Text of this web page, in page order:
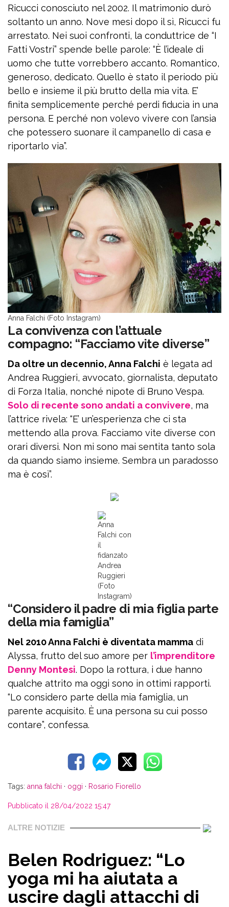
Ricucci conosciuto nel 2002. Il matrimonio durò
soltanto un anno. Nove mesi dopo il sì, Ricucci fu
arrestato. Nei suoi confronti, la conduttrice de “I
Fatti Vostri” spende belle parole: “È l’ideale di
uomo che tutte vorrebbero accanto. Romantico,
generoso, dedicato. Quello è stato il periodo più
bello e insieme il più brutto della mia vita. E’
finita semplicemente perché perdi fiducia in una
persona. E perché non volevo vivere con l’ansia
che potessero suonare il campanello di casa e
riportarlo via”.
Anna Falchi (Foto Instagram)
La convivenza con l’attuale
compagno: “Facciamo vite diverse”
Da oltre un decennio, Anna Falchi è legata ad
Andrea Ruggieri, avvocato, giornalista, deputato
di Forza Italia, nonché nipote di Bruno Vespa.
Solo di recente sono andati a convivere, ma
l’attrice rivela: “E’ un’esperienza che ci sta
mettendo alla prova. Facciamo vite diverse con
orari diversi. Non mi sono mai sentita tanto sola
da quando siamo insieme. Sembra un paradosso
ma è così”.
Anna
Falchi con
il
fidanzato
Andrea
Ruggieri
(Foto
Instagram)
“Considero il padre di mia figlia parte
della mia famiglia”
Nel 2010 Anna Falchi è diventata mamma di
Alyssa, frutto del suo amore per l’imprenditore
Denny Montesi. Dopo la rottura, i due hanno
qualche attrito ma oggi sono in ottimi rapporti.
“Lo considero parte della mia famiglia, un
parente acquisito. È una persona su cui posso
contare”, confessa.
Tags: anna falchi · oggi · Rosario Fiorello
Pubblicato il 28/04/2022 15:47
ALTRE NOTIZIE
Belen Rodriguez: “Lo
yoga mi ha aiutata a
uscire dagli attacchi di